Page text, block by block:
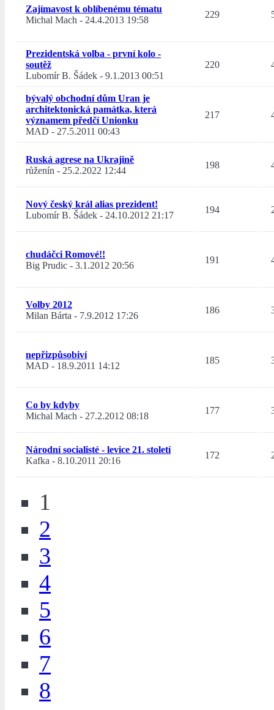
Zajímavost k oblíbenému tématu
Michal Mach - 24.4.2013 19:58
229
Prezidentská volba - první kolo -
soutěž
Lubomír B. Šádek - 9.1.2013 00:51
220
bývalý obchodní dům Uran je
architektonická památka, která
významem předčí Unionku
MAD - 27.5.2011 00:43
217
Ruská agrese na Ukrajině
růženín - 25.2.2022 12:44
198
Nový český král alias prezident!
Lubomír B. Šádek - 24.10.2012 21:17
194
chudáčci Romové!!
Big Prudic - 3.1.2012 20:56
191
Volby 2012
Milan Bárta - 7.9.2012 17:26
186
nepřizpůsobiví
MAD - 18.9.2011 14:12
185
Co by kdyby
Michal Mach - 27.2.2012 08:18
177
Národní socialisté - levice 21. století
Kafka - 8.10.2011 20:16
172
1
2
3
4
5
6
7
8